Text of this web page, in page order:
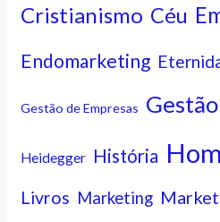
Cristianismo Céu
Endomarketing
Gestão de Empresas
Heidegger História
Livros Marketing